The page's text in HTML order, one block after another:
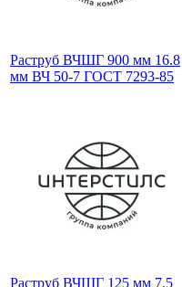
Раструб ВЧШГ 900 мм 16.8
мм ВЧ 50-7 ГОСТ 7293-85
Раструб ВЧШГ 125 мм 7.5